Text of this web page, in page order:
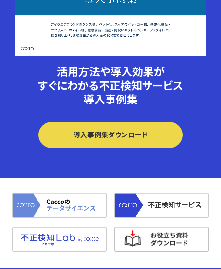
活用方法や導入効果が
すぐにわかる不正検知サービス
導入事例集
導入事例集ダウンロード